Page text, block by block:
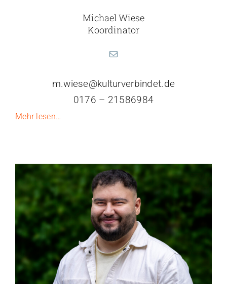
Michael Wiese
Koordinator
m.wiese@kulturverbindet.de
0176 – 21586984
Mehr lesen…